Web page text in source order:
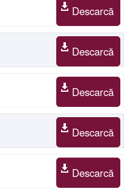
Descarcă
Descarcă
Descarcă
Descarcă
Descarcă